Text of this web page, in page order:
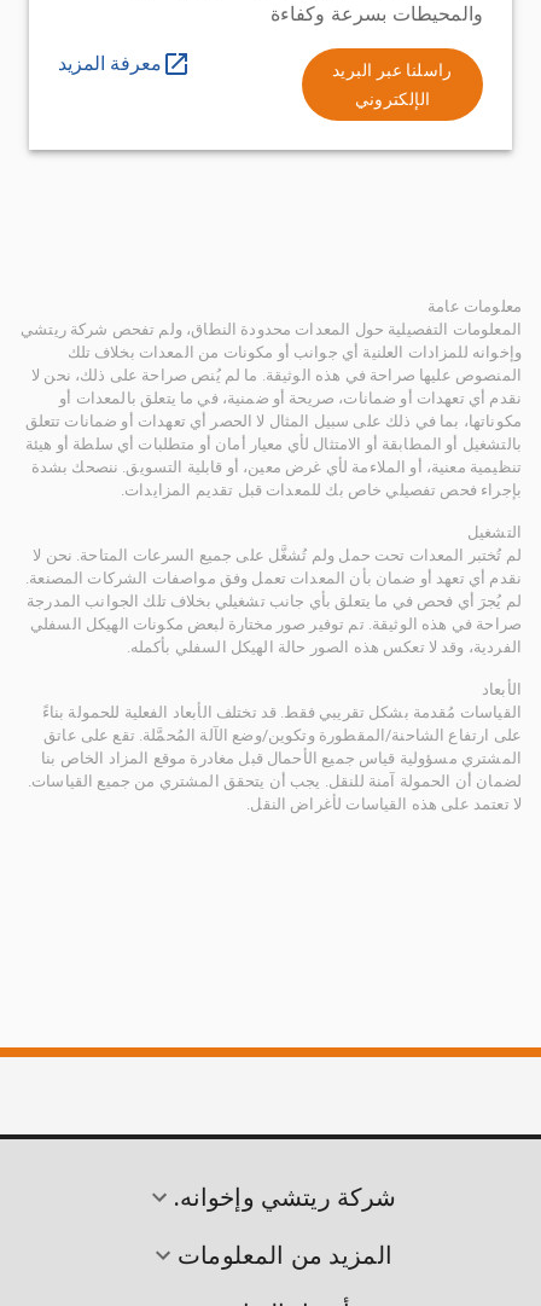
والمحيطات بسرعة وكفاءة
راسلنا عبر البريد
الإلكتروني
معرفة المزيد
معلومات عامة
المعلومات التفصيلية حول المعدات محدودة النطاق، ولم تفحص شركة ريتشي
وإخوانه للمزادات العلنية أي جوانب أو مكونات من المعدات بخلاف تلك
المنصوص عليها صراحة في هذه الوثيقة. ما لم يُنص صراحة على ذلك، نحن لا
نقدم أي تعهدات أو ضمانات، صريحة أو ضمنية، في ما يتعلق بالمعدات أو
مكوناتها، بما في ذلك على سبيل المثال لا الحصر أي تعهدات أو ضمانات تتعلق
بالتشغيل أو المطابقة أو الامتثال لأي معيار أمان أو متطلبات أي سلطة أو هيئة
تنظيمية معنية، أو الملاءمة لأي غرض معين، أو قابلية التسويق. ننصحك بشدة
بإجراء فحص تفصيلي خاص بك للمعدات قبل تقديم المزايدات.
التشغيل
لم تُختبر المعدات تحت حمل ولم تُشغَّل على جميع السرعات المتاحة. نحن لا
نقدم أي تعهد أو ضمان بأن المعدات تعمل وفق مواصفات الشركات المصنعة.
لم يُجرَ أي فحص في ما يتعلق بأي جانب تشغيلي بخلاف تلك الجوانب المدرجة
صراحة في هذه الوثيقة. تم توفير صور مختارة لبعض مكونات الهيكل السفلي
الفردية، وقد لا تعكس هذه الصور حالة الهيكل السفلي بأكمله.
الأبعاد
القياسات مُقدمة بشكل تقريبي فقط. قد تختلف الأبعاد الفعلية للحمولة بناءً
على ارتفاع الشاحنة/المقطورة وتكوين/وضع الآلة المُحمَّلة. تقع على عاتق
المشتري مسؤولية قياس جميع الأحمال قبل مغادرة موقع المزاد الخاص بنا
لضمان أن الحمولة آمنة للنقل. يجب أن يتحقق المشتري من جميع القياسات.
لا تعتمد على هذه القياسات لأغراض النقل.
شركة ريتشي وإخوانه.
المزيد من المعلومات